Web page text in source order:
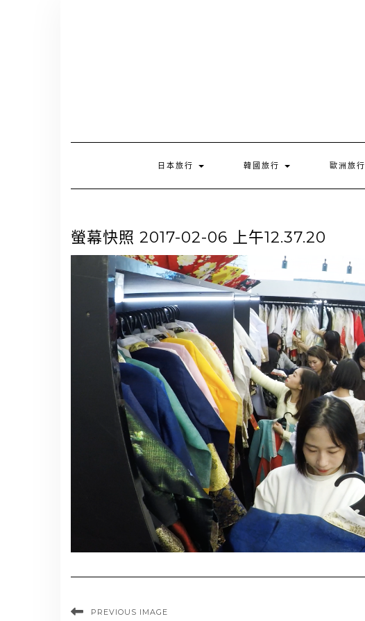
日本旅行 韓國旅行 歐洲旅行
螢幕快照 2017-02-06 上午12.37.20
PREVIOUS IMAGE